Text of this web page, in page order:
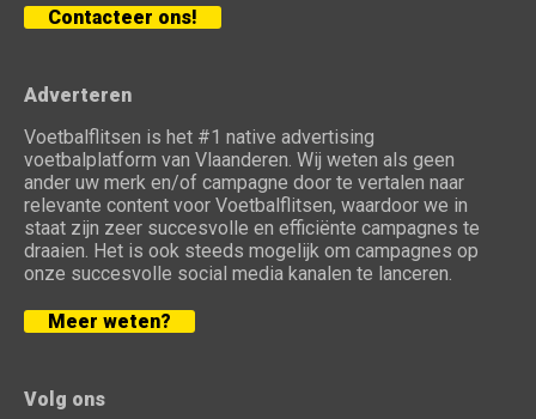
Contacteer ons!
Adverteren
Voetbalflitsen is het #1 native advertising
voetbalplatform van Vlaanderen. Wij weten als geen
ander uw merk en/of campagne door te vertalen naar
relevante content voor Voetbalflitsen, waardoor we in
staat zijn zeer succesvolle en efficiënte campagnes te
draaien. Het is ook steeds mogelijk om campagnes op
onze succesvolle social media kanalen te lanceren.
Meer weten?
Volg ons